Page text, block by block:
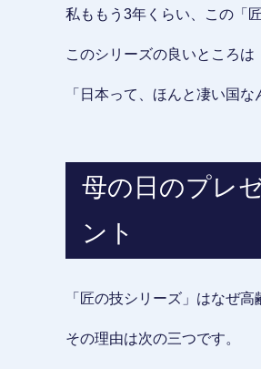
私ももう3年くらい、この「
このシリーズの良いところは
「日本って、ほんと凄い国
母の日のプレ
ント
「匠の技シリーズ」はなぜ
その理由は次の三つです。